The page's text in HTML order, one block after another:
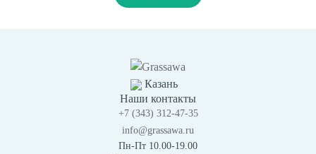
Казань
Наши контакты
+7 (343) 312-47-35
info@grassawa.ru
Пн-Пт 10.00-19.00